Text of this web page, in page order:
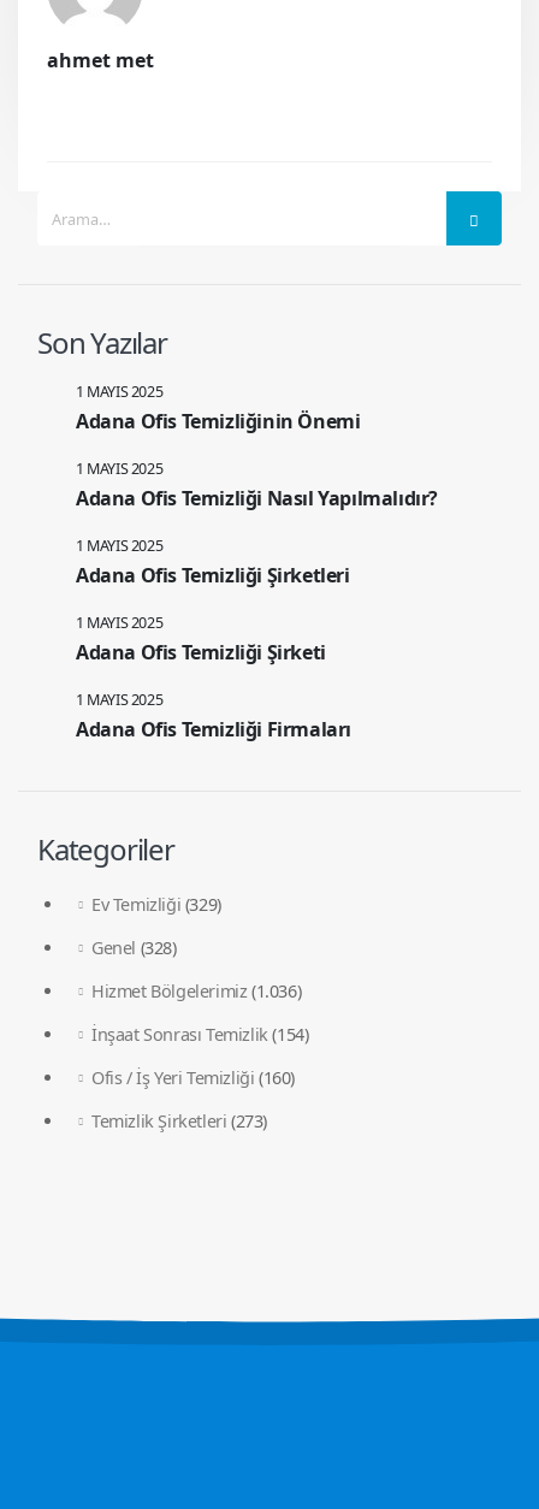
ahmet met
Son Yazılar
Adana Ofis Temizliğinin Önemi
1 MAYIS 2025
Adana Ofis Temizliği Nasıl Yapılmalıdır?
1 MAYIS 2025
Adana Ofis Temizliği Şirketleri
1 MAYIS 2025
Adana Ofis Temizliği Şirketi
1 MAYIS 2025
Adana Ofis Temizliği Firmaları
1 MAYIS 2025
Kategoriler
Ev Temizliği (329)
Genel (328)
Hizmet Bölgelerimiz(1.036)
İnşaat Sonrası Temizlik(154)
Ofis / İş Yeri Temizliği (160)
Temizlik Şirketleri (273)